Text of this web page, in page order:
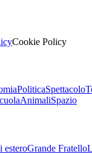
Cookie Policy
PoliticaSpettacolo
AnimaliSpazio
esteroGrande Fratello